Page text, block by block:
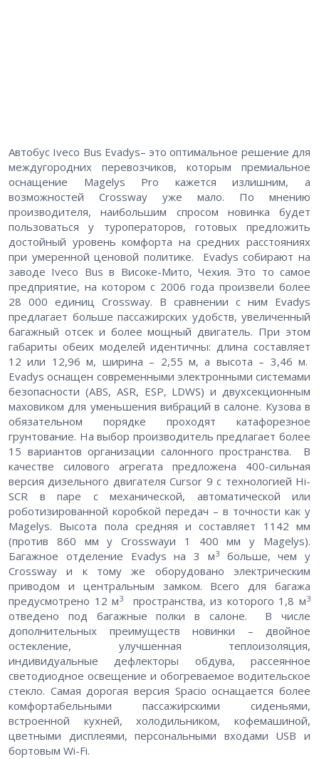
Автобус Iveco Bus Evadys– это оптимальное решение для
междугородних перевозчиков, которым премиальное
оснащение Magelys Pro кажется излишним, а
возможностей Crossway уже мало. По мнению
производителя, наибольшим спросом новинка будет
пользоваться у туроператоров, готовых предложить
достойный уровень комфорта на средних расстояниях
при умеренной ценовой политике. Evadys собирают на
заводе Iveco Bus в Високе-Мито, Чехия. Это то самое
предприятие, на котором с 2006 года произвели более
28 000 единиц Crossway. В сравнении с ним Evadys
предлагает больше пассажирских удобств, увеличенный
багажный отсек и более мощный двигатель. При этом
габариты обеих моделей идентичны: длина составляет
12 или 12,96 м, ширина – 2,55 м, а высота – 3,46 м.
Evadys оснащен современными электронными системами
безопасности (ABS, ASR, ESP, LDWS) и двухсекционным
маховиком для уменьшения вибраций в салоне. Кузова в
обязательном порядке проходят катафорезное
грунтование. На выбор производитель предлагает более
15 вариантов организации салонного пространства. В
качестве силового агрегата предложена 400-сильная
версия дизельного двигателя Cursor 9 с технологией Hi-
SCR в паре с механической, автоматической или
роботизированной коробкой передач – в точности как у
Magelys. Высота пола средняя и составляет 1142 мм
(против 860 мм у Crosswayи 1 400 мм у Magelys).
Багажное отделение Evadys на 3 м3больше, чем у
Crossway и к тому же оборудовано электрическим
приводом и центральным замком. Всего для багажа
предусмотрено 12 м3 пространства, из которого 1,8 м3
отведено под багажные полки в салоне. В числе
дополнительных преимуществ новинки – двойное
остекление, улучшенная теплоизоляция,
индивидуальные дефлекторы обдува, рассеянное
светодиодное освещение и обогреваемое водительское
стекло. Самая дорогая версия Spacio оснащается более
комфортабельными пассажирскими сиденьями,
встроенной кухней, холодильником, кофемашиной,
цветными дисплеями, персональными входами USB и
бортовым Wi-Fi.